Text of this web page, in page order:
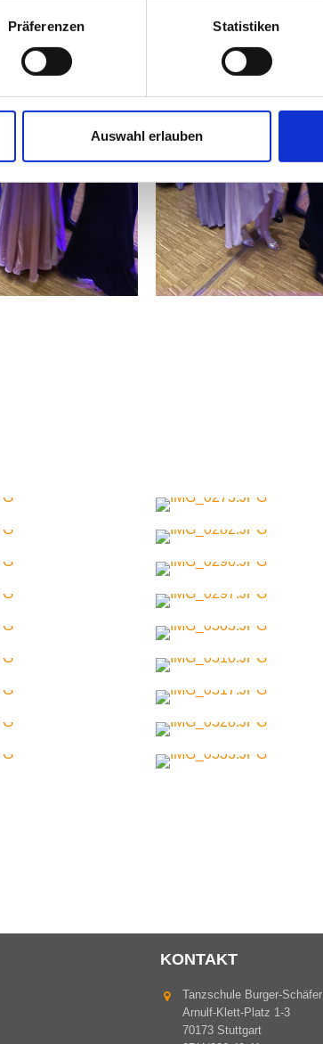
Präferenzen Statistiken
Auswahl erlauben
KONTAKT
Tanzschule Burger-Schäfer
Arnulf-Klett-Platz 1-3
70173 Stuttgart